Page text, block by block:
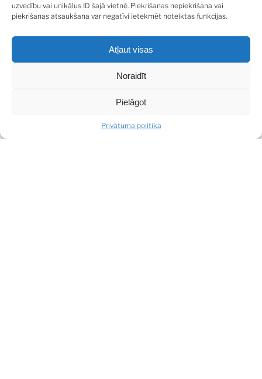
uzvedību vai unikālus ID šajā vietnē. Piekrišanas nepiekrišana vai
piekrišanas atsaukšana var negatīvi ietekmēt noteiktas funkcijas.
Atļaut visas
Noraidīt
Pielāgot
Privātuma politika
Interjerā dominē augstvērtīgi materiāli no Itālijas,
Portugāles un Spānijas, kas rada izsmalcinātu, elegantu
un laikmetīgu dzīves telpu. Praktiskais plānojums ietver
četras guļamistabas, četrus sanmezglus, divas
garderobes, gaišu viesistabu, kas organiski apvienota ar
ideāli piemērota relaksācijai vai jogas praksei.